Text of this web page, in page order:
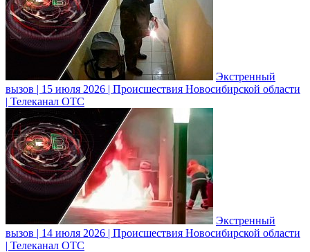
Экстренный
вызов | 15 июля 2026 | Происшествия Новосибирской области
| Телеканал ОТС
Экстренный
вызов | 14 июля 2026 | Происшествия Новосибирской области
| Телеканал ОТС